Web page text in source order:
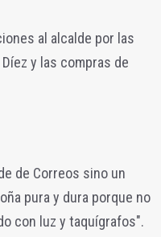
al alcalde por las
y las compras de
de Correos sino un
pura y dura porque no
con luz y taquígrafos".